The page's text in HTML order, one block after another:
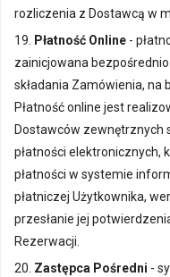
rozliczenia z Dostawcą w
19. Płatność Online -
zainicjowana
składania Zamówienia, na
Płatność online jest
Dostawców zewnętrznych
płatności elektronicznych,
płatności w systemie
płatniczej Użytkownika,
przesłanie jej
Rezerwacji.
20. Zastępca Pośredni -